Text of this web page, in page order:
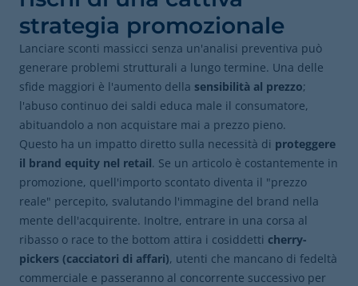
strategia promozionale
Lanciare sconti massicci senza un'analisi preventiva può
generare problemi strutturali a lungo termine. Una delle
sfide maggiori è l'aumento della sensibilità al prezzo;
l'abuso continuo dei saldi educa male il consumatore,
abituandolo a non acquistare mai a prezzo pieno.
Questo ha un impatto diretto sulla necessità di proteggere
il brand equity nel retail. Se un articolo è costantemente in
promozione, quell'importo scontato diventa il "prezzo
reale" percepito, svalutando l'immagine del brand nella
mente dell'acquirente. Inoltre, entrare in una corsa al
ribasso o race to the bottom attira i cosiddetti cherry-
pickers (cacciatori di affari), utenti che mancano di fedeltà
commerciale e passeranno al concorrente successivo per